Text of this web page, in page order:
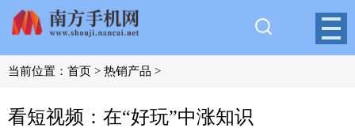
当前位置： 首页 > 热销产品 >
看短视频：在“好玩”中涨知识